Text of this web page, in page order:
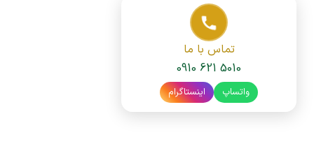
تماس با ما
0910 621 5010
واتساپ اینستاگرام